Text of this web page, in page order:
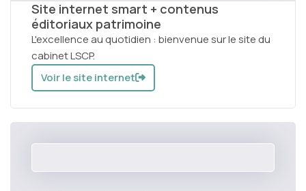
Site internet smart + contenus
éditoriaux patrimoine
L'excellence au quotidien : bienvenue sur le site du
cabinet LSCP.
Voir le site internet